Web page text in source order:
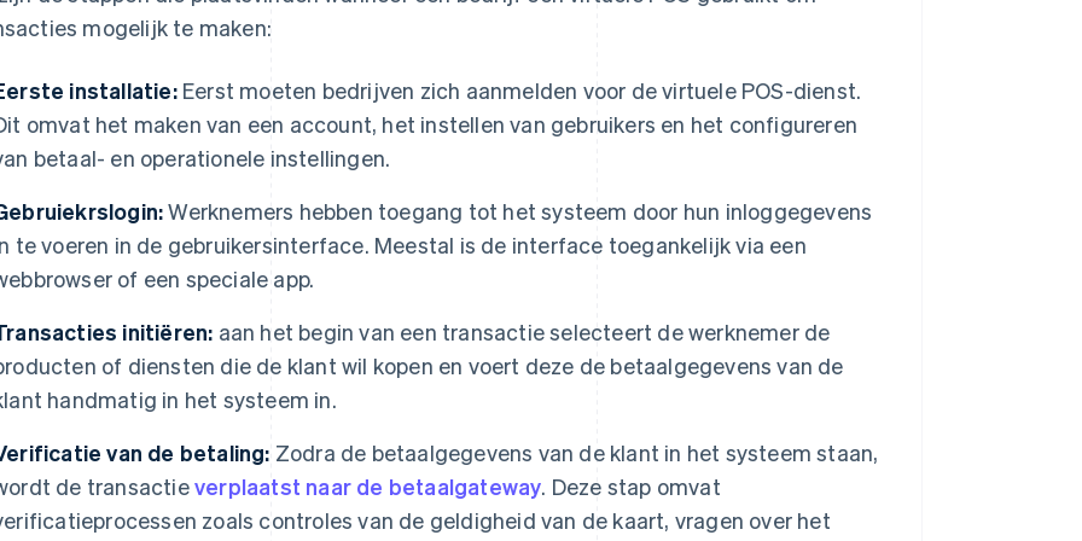
mogelijk te maken:
installatie:Eerst moeten bedrijven zich aanmelden voor de virtuele POS-dienst.
omvat het maken van een account, het instellen van gebruikers en het configureren
betaal- en operationele instellingen.
Werknemers hebben toegang tot het systeem door hun inloggegevens
te voeren in de gebruikersinterface. Meestal is de interface toegankelijk via een
of een speciale app.
initiëren: aan het begin van een transactie selecteert de werknemer de
of diensten die de klant wil kopen en voert deze de betaalgegevens van de
handmatig in het systeem in.
van de betaling: Zodra de betaalgegevens van de klant in het systeem staan,
de transactieverplaatst naar de betaalgateway. Deze stap omvat
zoals controles van de geldigheid van de kaart, vragen over het